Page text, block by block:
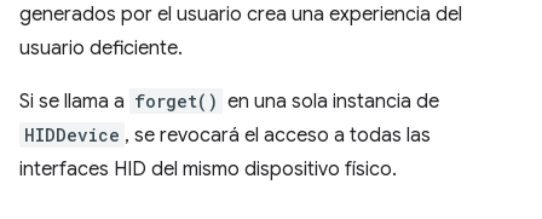
generados por el usuario crea una experiencia del
usuario deficiente.
Si se llama a forget() en una sola instancia de
HIDDevice , se revocará el acceso a todas las
interfaces HID del mismo dispositivo físico.